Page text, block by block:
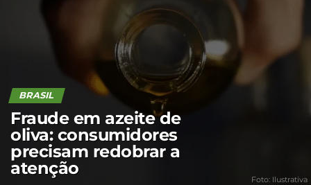
BRASIL
Fraude em azeite de
oliva: consumidores
precisam redobrar a
atenção
Foto: Ilustrativa